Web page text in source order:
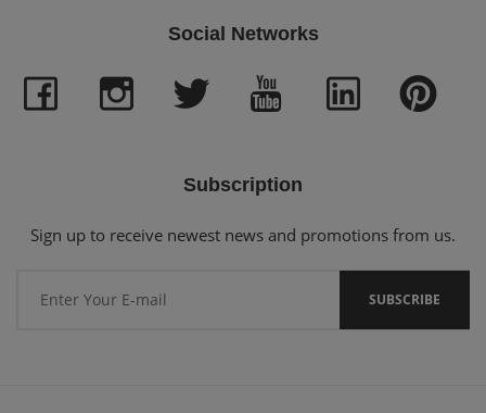
Social Networks
Subscription
Sign up to receive newest news and promotions from us.